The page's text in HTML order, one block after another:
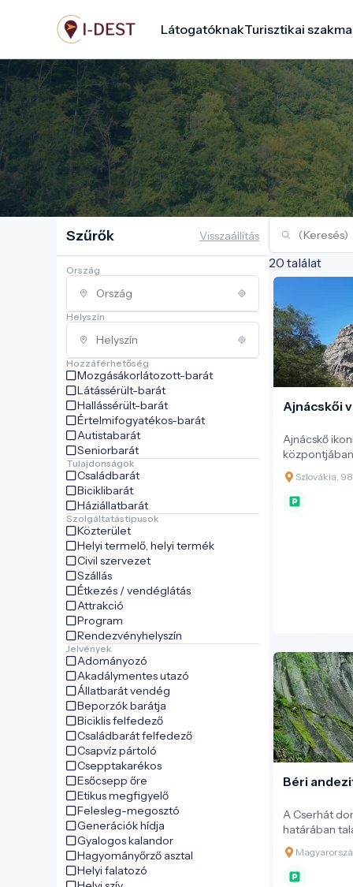
tartalomra
LátogatóknakTurisztikai
Szűrők Visszaállítás
Ország
Helyszín
Hozzáférhetőség
Mozgásákorlátozott-barát
Látássérült-barát
Hallássérült-barát
Értelmifogyatékos-barát
Autistabarát
Seniorbarát
Tulajdonságok
Családbarát
Biciklibarát
Háziállatbarát
Szolgáltatástípusok
Közterület
Helyi termelő, helyi termék
Civil szervezet
Szállás
Étkezés / vendéglátás
Attrakció
Program
Rendezvényhelyszín
Jelvények
Adományozó
Akadálymentes utazó
Állatbarát vendég
Beporzók barátja
Biciklis felfedező
Családbarát felfedező
Csapvíz pártoló
Csepptakarékos
Esőcsepp őre
Etikus megfigyelő
Felesleg-megosztó
Generációk hídja
Gyalogos kalandor
Hagyományőrző asztal
Helyi falatozó
20 találat
Ajnácskői
Ajnácskő
amely
kulturális
Szlovákia,
Béri
A Cserhát
határában
Nógrád